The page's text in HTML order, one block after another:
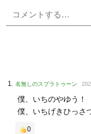
名無しのスプラトゥーン
僕、いちのやゆう！
僕、いちげきひっさ
0